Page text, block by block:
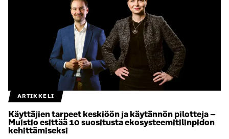
ARTIKKELI
Käyttäjien tarpeet keskiöön ja käytännön pilotteja –
Muistio esittää 10 suositusta ekosysteemitilinpidon
kehittämiseksi